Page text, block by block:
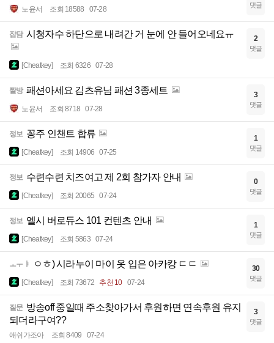
노윤서 조회 18588 07-28 댓글
잡담 시청자수 하단으로 내려간 거 눈에 안 들어오네요ㅠ
[Cheatkey] 조회 6326 07-28
2
댓글
짤방 패션아세요 김츠유님 패션 3종세트
노윤서 조회 8718 07-28
3
댓글
정보 꽁주 인챈트 합류
[Cheatkey] 조회 14906 07-25
1
댓글
정보 수련수련 치즈여고 제 2회 참가자 안내
[Cheatkey] 조회 20065 07-24
0
댓글
정보 엘시 버로듀스 101 컨텐츠 안내
[Cheatkey] 조회 5863 07-24
1
댓글
ㅗㅜㅑ ㅇㅎ) 시라누이 마이 옷 입은 아카캉 ㄷㄷ
[Cheatkey] 조회 73672 추천 10 07-24
30
댓글
질문 방송off 중일때 주소찾아가서 후원하면 연속후원 유지
되더라구여??
애쉬가조아 조회 8409 07-24
3
댓글